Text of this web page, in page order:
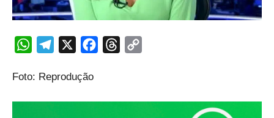
WhatsAppTelegram FacebookThreads
Foto: Reprodução